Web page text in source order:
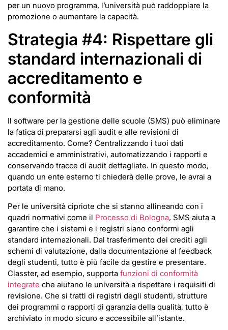
per un nuovo programma, l’università può raddoppiare la
promozione o aumentare la capacità.
Strategia #4: Rispettare gli
standard internazionali di
accreditamento e
conformità
Il software per la gestione delle scuole (SMS) può eliminare
la fatica di prepararsi agli audit e alle revisioni di
accreditamento. Come? Centralizzando i tuoi dati
accademici e amministrativi, automatizzando i rapporti e
conservando tracce di audit dettagliate. In questo modo,
quando un ente esterno ti chiederà delle prove, le avrai a
portata di mano.
Per le università cipriote che si stanno allineando con i
quadri normativi come il Processo di Bologna, SMS aiuta a
garantire che i sistemi e i registri siano conformi agli
standard internazionali. Dal trasferimento dei crediti agli
schemi di valutazione, dalla documentazione al feedback
degli studenti, tutto è più facile da gestire e presentare.
Classter, ad esempio, supporta funzioni di conformità
integrate che aiutano le università a rispettare i requisiti di
revisione. Che si tratti di registri degli studenti, strutture
dei programmi o rapporti di garanzia della qualità, tutto è
archiviato in modo sicuro e accessibile all’istante.